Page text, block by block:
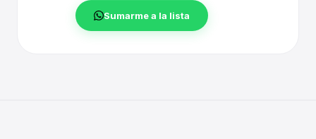
Sumarme a la lista